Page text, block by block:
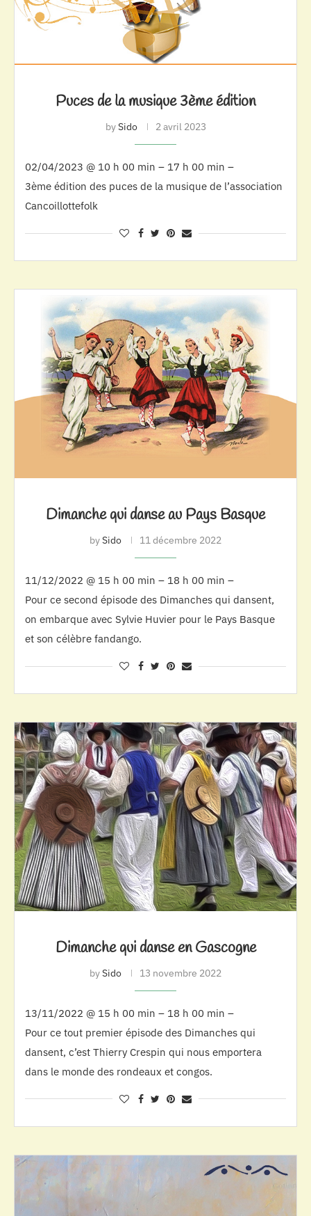
Puces de la musique 3ème édition
bySido 2 avril 2023
02/04/2023 @ 10 h 00 min – 17 h 00 min –
3ème édition des puces de la musique de l’association
Cancoillottefolk
Dimanche qui danse au Pays Basque
bySido 11 décembre 2022
11/12/2022 @ 15 h 00 min – 18 h 00 min –
Pour ce second épisode des Dimanches qui dansent,
on embarque avec Sylvie Huvier pour le Pays Basque
et son célèbre fandango.
Dimanche qui danse en Gascogne
bySido 13 novembre 2022
13/11/2022 @ 15 h 00 min – 18 h 00 min –
Pour ce tout premier épisode des Dimanches qui
dansent, c’est Thierry Crespin qui nous emportera
dans le monde des rondeaux et congos.